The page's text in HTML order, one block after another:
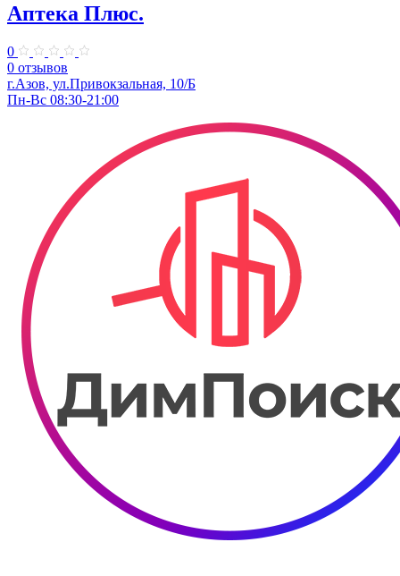
Аптека Плюс.
0
0 отзывов
г.Азов, ул.Привокзальная, 10/Б
Пн-Вс 08:30-21:00